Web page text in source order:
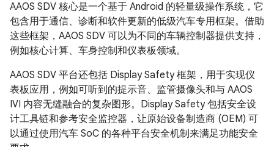
AAOS SDV 核心是一个基于 Android 的轻量级操作系统，它
包含用于通信、诊断和软件更新的低级汽车专用框架。借助
这些框架，AAOS SDV 可以为不同的车辆控制器提供支持，
例如核心计算、车身控制和仪表板领域。
AAOS SDV 平台还包括 Display Safety 框架，用于实现仪
表板应用，例如可听到的提示音、监管摄像头和与 AAOS
IVI 内容无缝融合的复杂图形。Display Safety 包括安全设
计工具链和参考安全监控器，让原始设备制造商 (OEM) 可
以通过使用汽车 SoC 的各种平台安全机制来满足功能安全